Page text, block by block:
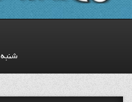
شنبه 17 مرداد 1405